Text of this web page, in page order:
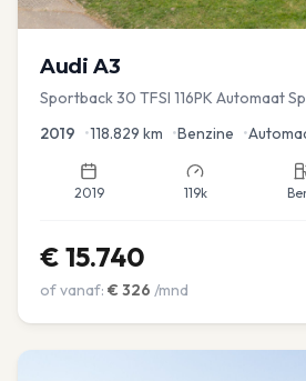
Audi A3
Sportback 30 TFSI 116PK Automaat
2019 •118.829 km •Benzine •
2019 119k
€ 15.740
of vanaf: € 326 /mnd